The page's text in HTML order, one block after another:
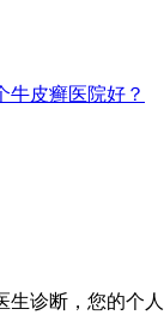
牛皮癣医院好？
生诊断，您的个人